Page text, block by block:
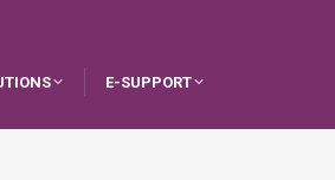
E-SUPPORT